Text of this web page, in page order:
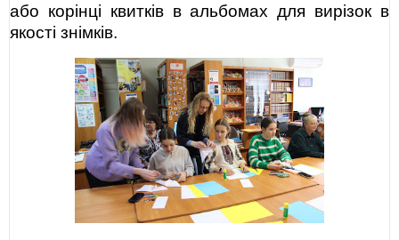
або корінці квитків в альбомах для вирізок в
якості знімків.